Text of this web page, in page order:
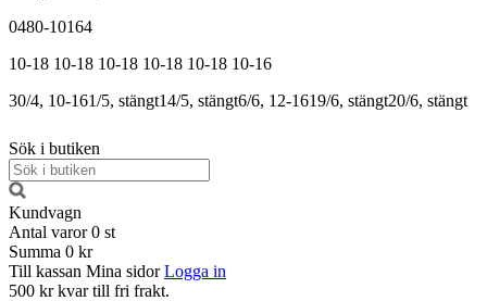
0480-10164
10-18 10-18 10-18 10-18 10-18 10-16
30/4, 10-161/5, stängt14/5, stängt6/6, 12-1619/6, stängt20/6, stängt
Sök i butiken
Kundvagn
Antal varor 0 st
Summa 0 kr
Till kassan Mina sidor Logga in
500 kr kvar till fri frakt.